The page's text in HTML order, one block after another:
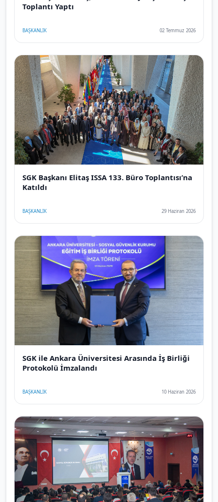
Toplantı Yaptı
BAŞKANLIK 02 Temmuz 2026
SGK Başkanı Elitaş ISSA 133. Büro Toplantısı’na
Katıldı
BAŞKANLIK 29 Haziran 2026
SGK ile Ankara Üniversitesi Arasında İş Birliği
Protokolü İmzalandı
BAŞKANLIK 10 Haziran 2026